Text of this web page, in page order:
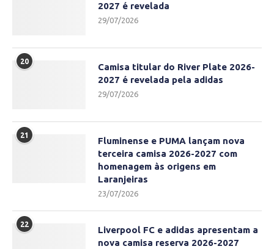
2027 é revelada
29/07/2026
20
Camisa titular do River Plate 2026-
2027 é revelada pela adidas
29/07/2026
21
Fluminense e PUMA lançam nova
terceira camisa 2026-2027 com
homenagem às origens em
Laranjeiras
23/07/2026
22
Liverpool FC e adidas apresentam a
nova camisa reserva 2026-2027